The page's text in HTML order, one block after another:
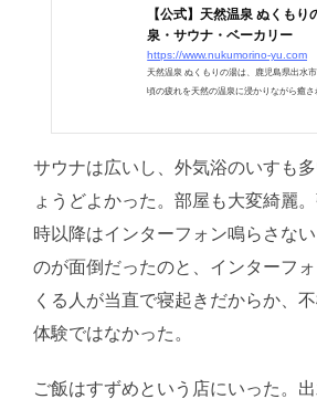
【公式】天然温泉 ぬくもり
泉・サウナ・ベーカリー
https://www.nukumorino-yu.com
天然温泉 ぬくもりの湯は、鹿児島県出水
頃の疲れを天然の温泉に浸かりながら癒さ
サウナは広いし、外気浴のいすも
ょうどよかった。部屋も大変綺麗
時以降はインターフォン鳴らさな
のが面倒だったのと、インターフ
くる人が当直で寝起きだからか、
体験ではなかった。
ご飯はすずめという店にいった。